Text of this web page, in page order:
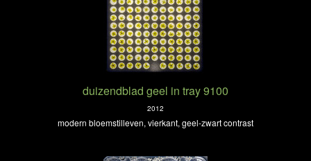
duizendblad geel in tray 9100
2012
modern bloemstilleven, vierkant, geel-zwart contrast